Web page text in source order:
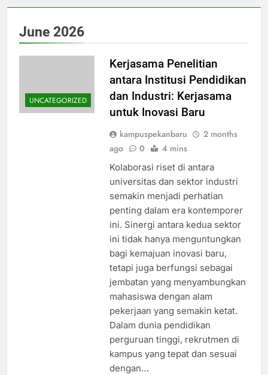
June 2026
UNCATEGORIZED
Kerjasama Penelitian
antara Institusi Pendidikan
dan Industri: Kerjasama
untuk Inovasi Baru
kampuspekanbaru
2 months
ago
0 4 mins
Kolaborasi riset di antara
universitas dan sektor industri
semakin menjadi perhatian
penting dalam era kontemporer
ini. Sinergi antara kedua sektor
ini tidak hanya menguntungkan
bagi kemajuan inovasi baru,
tetapi juga berfungsi sebagai
jembatan yang menyambungkan
mahasiswa dengan alam
pekerjaan yang semakin ketat.
Dalam dunia pendidikan
perguruan tinggi, rekrutmen di
kampus yang tepat dan sesuai
dengan…